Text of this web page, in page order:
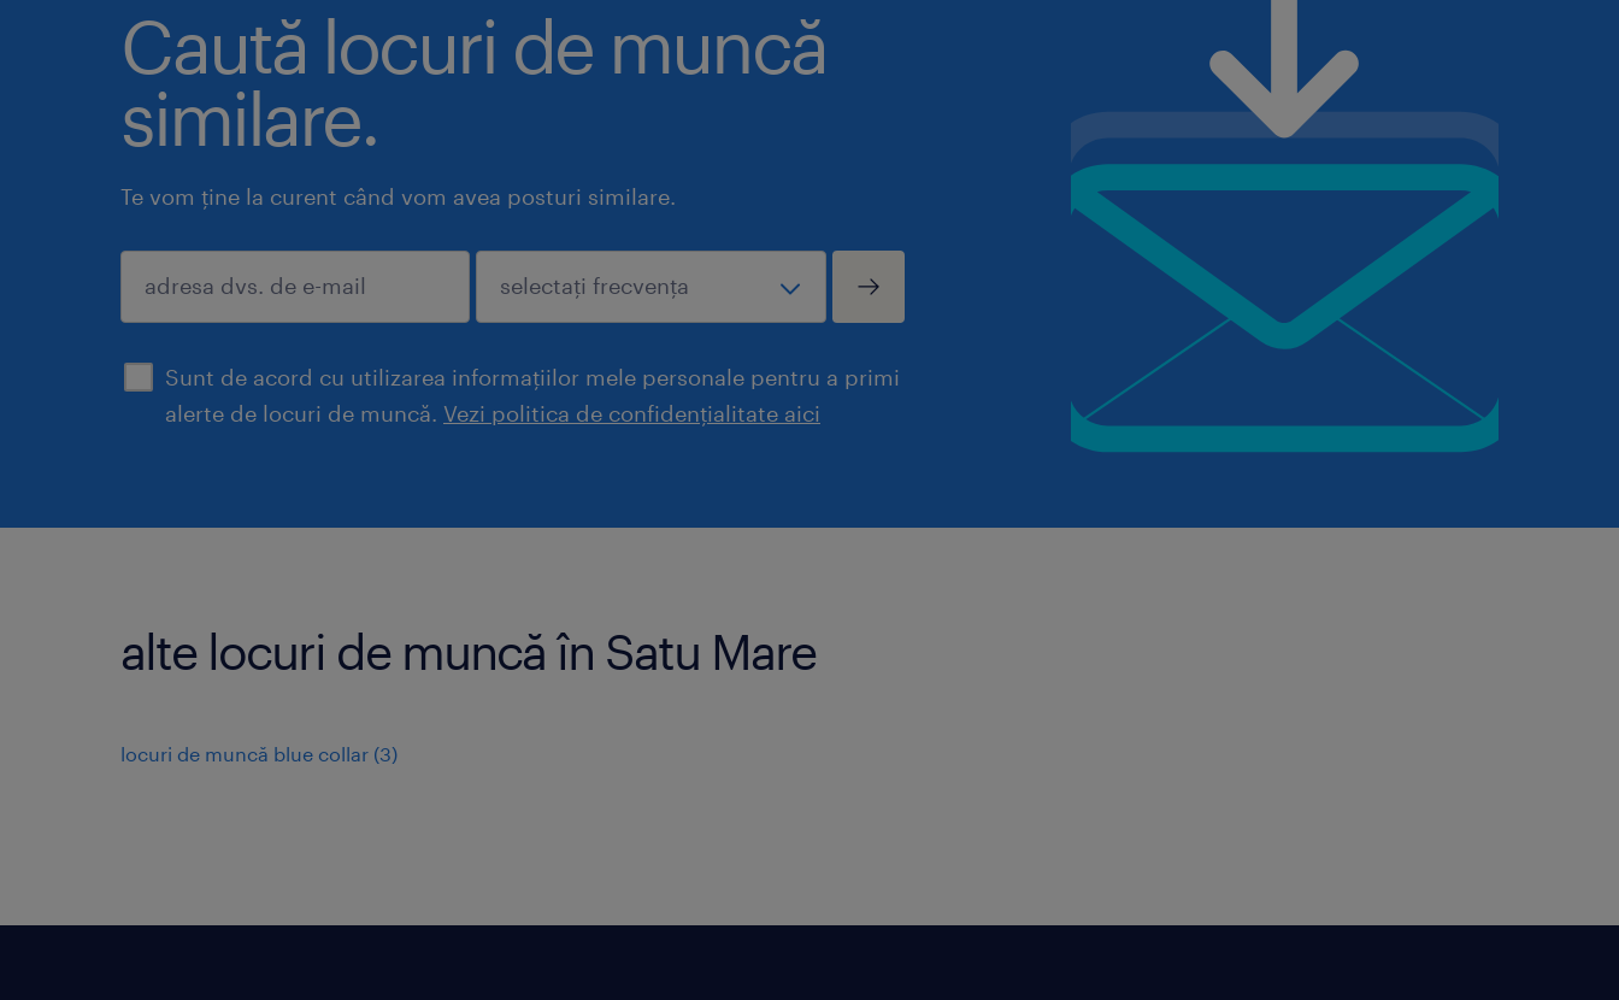
Caută locuri de muncă
similare.
Te vom ține la curent când vom avea posturi similare.
Sunt de acord cu utilizarea informațiilor mele personale pentru a primi
alerte de locuri de muncă. Vezi politica de confidențialitate aici
trimite
alte locuri de muncă în Satu Mare
locuri de muncă blue collar (3)